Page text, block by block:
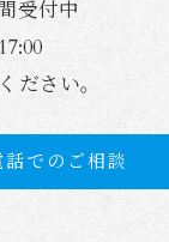
受付中
ださい。
話でのご相談